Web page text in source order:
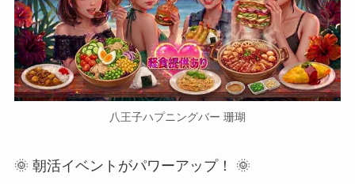
八王子ハプニングバー 珊瑚
🌞 朝活イベントがパワーアップ！ 🌞